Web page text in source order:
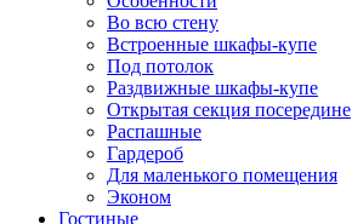
Во всю стену
Встроенные шкафы-купе
Под потолок
Раздвижные шкафы-купе
Открытая секция посередине
Распашные
Гардероб
Для маленького помещения
Эконом
Гостиные